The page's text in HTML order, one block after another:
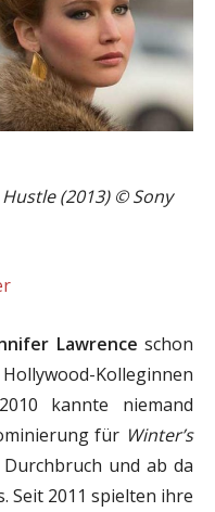
(2013) © Sony
Lawrence schon
Kolleginnen
kannte niemand
für Winter’s
und ab da
Seit 2011 spielten ihre